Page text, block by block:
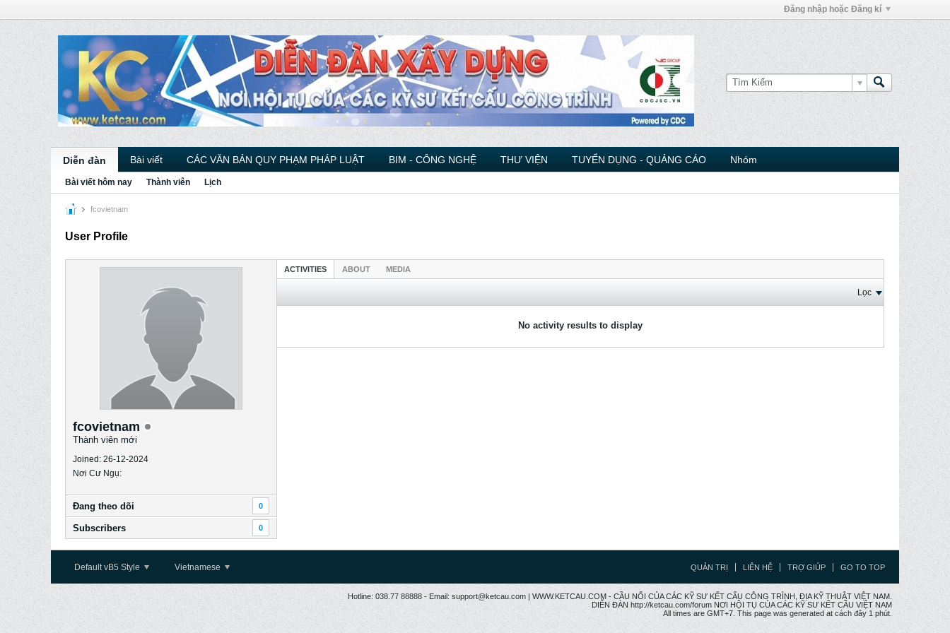
Đăng nhập hoặc Đăng kí
Diễn đàn Bài viết CÁC VĂN BẢN QUY PHẠM PHÁP LUẬT BIM - CÔNG NGHỆ THƯ VIỆN TUYỂN DỤNG - QUẢNG CÁO Nhóm
Bài viết hôm nay Thành viên Lịch
fcovietnam
User Profile
fcovietnam
Thành viên mới
Joined: 26-12-2024
Nơi Cư Ngụ:
Ðang theo dõi 0
Subscribers 0
ACTIVITIES ABOUT MEDIA
Lọc
No activity results to display
Default vB5 Style Vietnamese QUẢN TRỊ LIÊN HỆ TRỢ GIÚP GO TO TOP
Hotline: 038.77 88888 - Email: support@ketcau.com | WWW.KETCAU.COM - CẦU NỐI CỦA CÁC KỸ SƯ KẾT CẤU CÔNG TRÌNH, ĐỊA KỸ THUẬT VIỆT NAM.
DIỄN ĐÀN http://ketcau.com/forum NƠI HỘI TỤ CỦA CÁC KỸ SƯ KẾT CÂU VIỆT NAM
All times are GMT+7. This page was generated at cách đây 1 phút.